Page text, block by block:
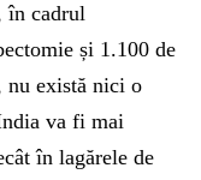
în cadrul
și 1.100 de
nu există nici o
va fi mai
în lagărele de